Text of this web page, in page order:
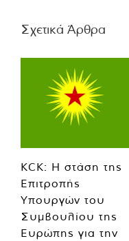
Σχετικά Άρθρα
KCK: Η στάση της
Επιτροπής
Υπουργών του
Συμβουλίου της
Ευρώπης για την